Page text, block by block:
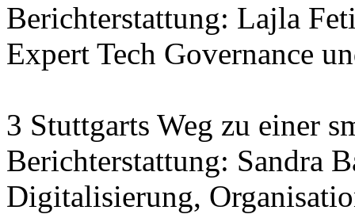
Berichterstattung: Lajla
Expert Tech Governance
3 Stuttgarts Weg zu einer
Berichterstattung: Sandra
Digitalisierung,